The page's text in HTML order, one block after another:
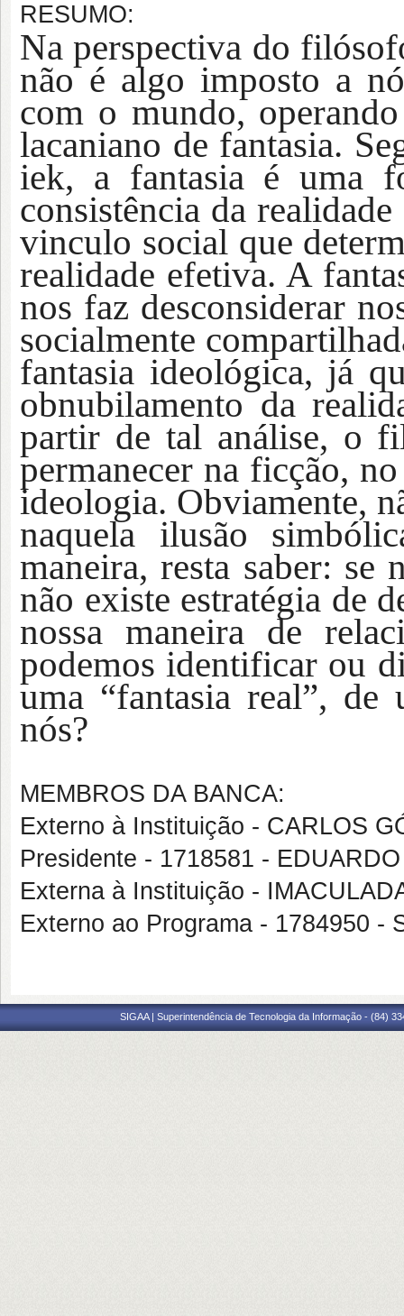
RESUMO:
Na perspectiva do
não é algo imposto a
com o mundo,
lacaniano de fantasia.
iek, a fantasia é uma
consistência da
vinculo social que
realidade efetiva. A
nos faz desconsiderar
socialmente
fantasia ideológica, já
obnubilamento da
partir de tal análise, o
permanecer na ficção,
ideologia. Obviamente,
naquela ilusão
maneira, resta saber: se
não existe estratégia de
nossa maneira de
podemos identificar ou
uma “fantasia real”,
nós?
MEMBROS DA BANCA:
Externo à Instituição - CARLOS
Presidente - 1718581 -
Externa à Instituição -
Externo ao Programa - 1784950 -
SIGAA | Superintendência de Tecnologia da Informação - (84)